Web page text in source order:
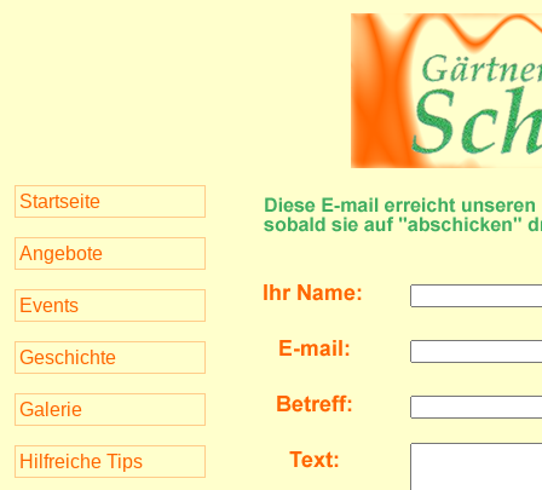
Startseite
Angebote
Events
Geschichte
Galerie
Hilfreiche Tips